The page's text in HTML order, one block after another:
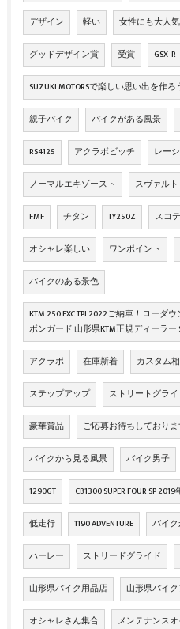
デザイン 軽い 女性にも大人気
グッドデザイン賞 受賞 GSX‐R
SUZUKI MOTORSで楽しい思い出を作ろ
親子バイク バイクがある風景
RS4125 アクラボビッチ レー
ノーマルエキゾースト スヴァル
FMF チタン TY250Z スコ
オシャレ楽しい ワンポイント
バイクのある景色
KTM 250 EXC TPI 2022ご納車！ロー
ボンガード 山形県KTM正規ディーラー
アクラポ 在庫新着 カスタム
ステップアップ ストリートグラ
豪華賞品 ご応募お待ちしており
バイクから見る風景 バイク男子
1290GT CB1300 SUPER FOUR SP
低走行 1190 ADVENTURE バイ
ハーレー ストリードグライド
山形県バイク用品店 山形県バイ
オシャレさん集合 メンテナンス